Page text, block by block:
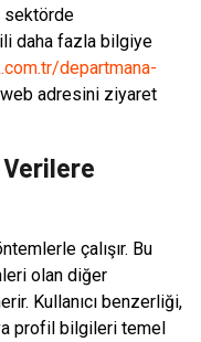
sektörde
daha fazla bilgiye
departmana-
web adresini ziyaret
çalışır. Bu
olan diğer
Kullanıcı benzerliği,
profil bilgileri temel